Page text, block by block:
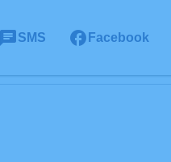
SMS Facebook